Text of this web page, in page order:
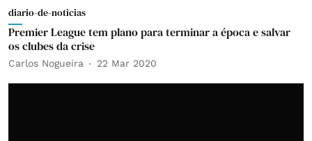
diario-de-noticias
Premier League tem plano para terminar a época e salvar
os clubes da crise
Carlos Nogueira 22 Mar 2020